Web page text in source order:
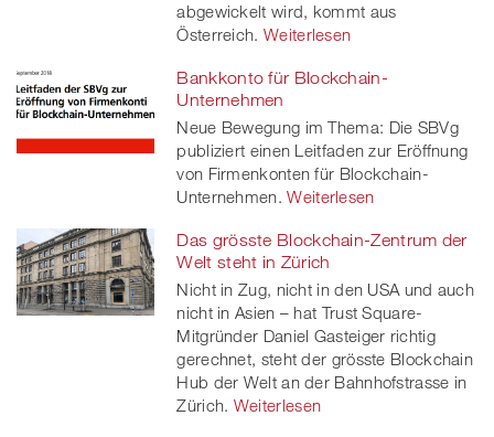
abgewickelt wird, kommt aus
Österreich. Weiterlesen
Bankkonto für Blockchain-
Unternehmen
Neue Bewegung im Thema: Die SBVg
publiziert einen Leitfaden zur Eröffnung
von Firmenkonten für Blockchain-
Unternehmen. Weiterlesen
Das grösste Blockchain-Zentrum der
Welt steht in Zürich
Nicht in Zug, nicht in den USA und auch
nicht in Asien – hat Trust Square-
Mitgründer Daniel Gasteiger richtig
gerechnet, steht der grösste Blockchain
Hub der Welt an der Bahnhofstrasse in
Zürich. Weiterlesen